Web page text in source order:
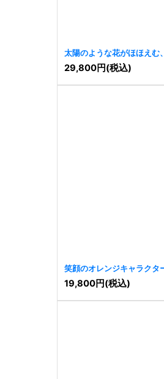
太陽のような花がほほえむ
のキャラクターロゴ
29,800円(税込)
笑顔のオレンジキャラクタ
19,800円(税込)